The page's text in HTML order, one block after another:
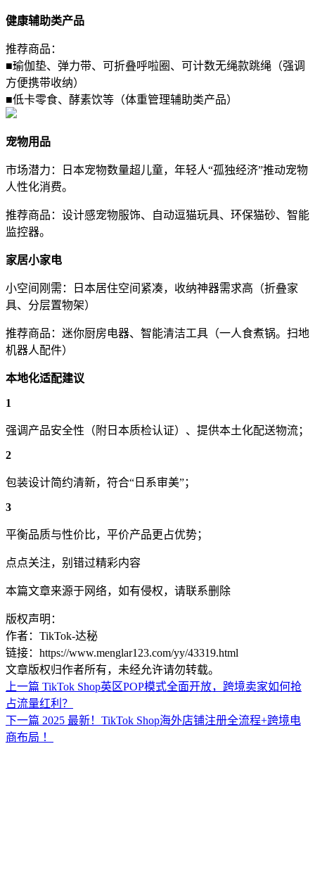
健康辅助类产品
推荐商品：
■瑜伽垫、弹力带、可折叠呼啦圈、可计数无绳款跳绳（强调
方便携带收纳）
■低卡零食、酵素饮等（体重管理辅助类产品）
宠物用品
市场潜力：日本宠物数量超儿童，年轻人“孤独经济”推动宠物
人性化消费。
推荐商品：设计感宠物服饰、自动逗猫玩具、环保猫砂、智能
监控器。
家居小家电
小空间刚需：日本居住空间紧凑，收纳神器需求高（折叠家
具、分层置物架）
推荐商品：迷你厨房电器、智能清洁工具（一人食煮锅。扫地
机器人配件）
本地化适配建议
1
强调产品安全性（附日本质检认证）、提供本土化配送物流；
2
包装设计简约清新，符合“日系审美”；
3
平衡品质与性价比，平价产品更占优势；
点点关注，别错过精彩内容
本篇文章来源于网络，如有侵权，请联系删除
版权声明：
作者：TikTok-达秘
链接：https://www.menglar123.com/yy/43319.html
文章版权归作者所有，未经允许请勿转载。
上一篇 TikTok Shop英区POP模式全面开放，跨境卖家如何抢
占流量红利？
下一篇 2025 最新！TikTok Shop海外店铺注册全流程+跨境电
商布局 ！